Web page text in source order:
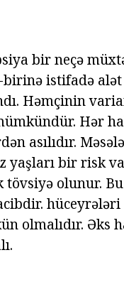
bir neçə
istifadə
Həmçinin
Hər
asılıdır.
yaşları bir risk
tövsiyə olunur.
olmalıdır. Əks